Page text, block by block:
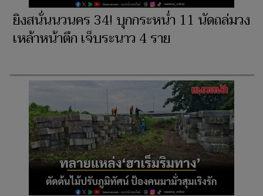
ยิงสนั่นนวนคร 34! บุกกระหน่ำ 11 นัดถล่มวง
เหล้าหน้าตึก เจ็บระนาว 4 ราย